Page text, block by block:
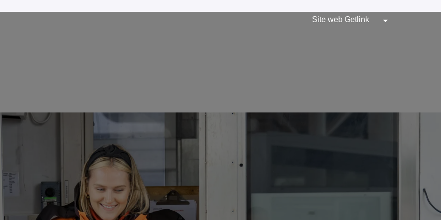
Site web Getlink